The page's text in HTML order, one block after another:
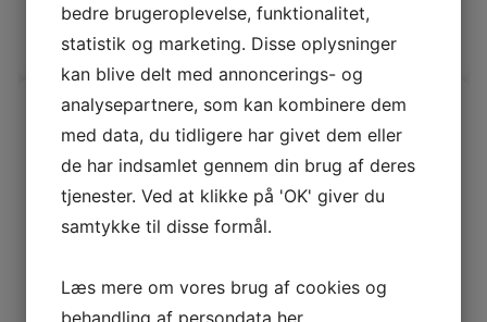
Log ind / Ny kunde
bedre brugeroplevelse, funktionalitet,
statistik og marketing. Disse oplysninger
kan blive delt med annoncerings- og
analysepartnere, som kan kombinere dem
med data, du tidligere har givet dem eller
de har indsamlet gennem din brug af deres
tjenester. Ved at klikke på 'OK' giver du
samtykke til disse formål.
Læs mere om vores brug af cookies og
behandling af persondata her.